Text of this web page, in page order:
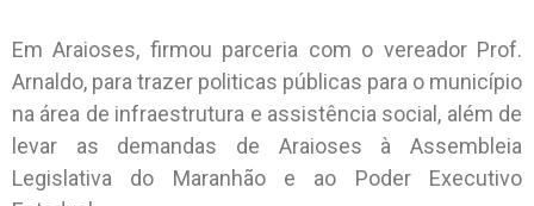
Em Araioses, firmou parceria com o vereador Prof.
Arnaldo, para trazer politicas públicas para o município
na área de infraestrutura e assistência social, além de
levar as demandas de Araioses à Assembleia
Legislativa do Maranhão e ao Poder Executivo